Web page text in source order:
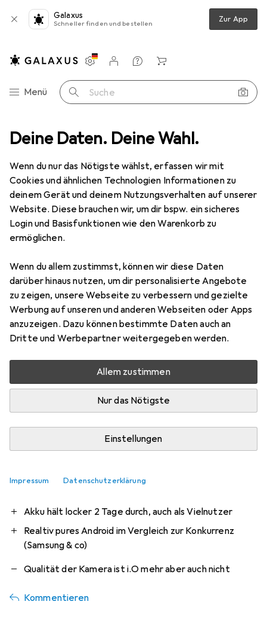
Deine Daten. Deine Wahl.
Wenn du nur das Nötigste wählst, erfassen wir mit
Cookies und ähnlichen Technologien Informationen zu
deinem Gerät und deinem Nutzungsverhalten auf unserer
Website. Diese brauchen wir, um dir bspw. ein sicheres
Login und Basisfunktionen wie den Warenkorb zu
ermöglichen.
Wenn du allem zustimmst, können wir diese Daten
darüber hinaus nutzen, um dir personalisierte Angebote
zu zeigen, unsere Webseite zu verbessern und gezielte
Werbung auf unseren und anderen Webseiten oder Apps
anzuzeigen. Dazu können bestimmte Daten auch an
Dritte und Werbepartner weitergegeben werden.
Allem zustimmen
Nur das Nötigste
Einstellungen
Impressum Datenschutzerklärung
Galaxus
Schneller finden und bestellen Zur App
Navigation nach Kategorien
Menü Suche
Einstellungen
Kundenkonto
Vergleichslisten
Merklisten
Warenkorb
Produktbewertungen Top Preis/Leistungsverhältnis
EUR
376,97
Motorola
ThinkPhone
256 GB, Carbon Black, 6.60", Dual SIM, 5G
Bewertung für Motorola ThinkPhone
Ehemaliger Benutzer
vor 2 Jahren
Top Preis/Leistungsverhältnis
Hab das Gerät seit rund einer Woche im Einsatz und bin
Phone, sondern auch sehr gut für private Anwender
geeignet.
Akku hält locker 2 Tage durch, auch als Vielnutzer
Realtiv pures Android im Vergleich zur Konkurrenz
(Samsung & co)
Qualität der Kamera ist i.O mehr aber auch nicht
Kommentieren